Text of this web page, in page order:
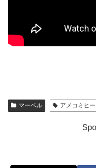
マーベル アメコミヒ